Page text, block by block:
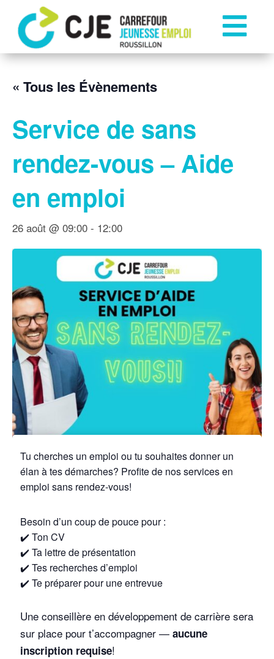

« Tous les Évènements
Service de sans
rendez-vous – Aide
en emploi
26 août @ 09:00 - 12:00
Tu cherches un emploi ou tu souhaites donner un
élan à tes démarches? Profite de nos services en
emploi sans rendez-vous!
Besoin d’un coup de pouce pour :
✔️ Ton CV
✔️ Ta lettre de présentation
✔️ Tes recherches d’emploi
✔️ Te préparer pour une entrevue
Une conseillère en développement de carrière sera
sur place pour t’accompagner —aucune
inscription requise!